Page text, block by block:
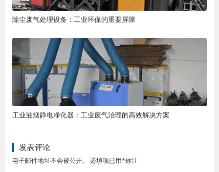
除尘废气处理设备：工业环保的重要屏障
工业油烟静电净化器：工业废气治理的高效解决方案
发表评论
电子邮件地址不会被公开。 必填项已用*标注